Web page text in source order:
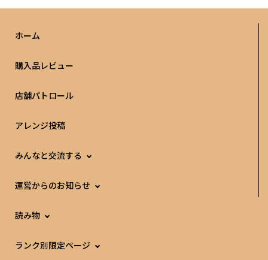
ホーム
購入品レビュー
店舗パトロール
アレンジ投稿
みんなと交流する
運営からのお知らせ
読み物
ランク別限定ページ